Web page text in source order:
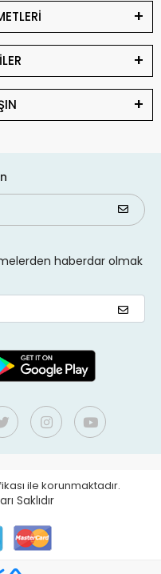
haberdar olmak
ile korunmaktadır.
Saklıdır